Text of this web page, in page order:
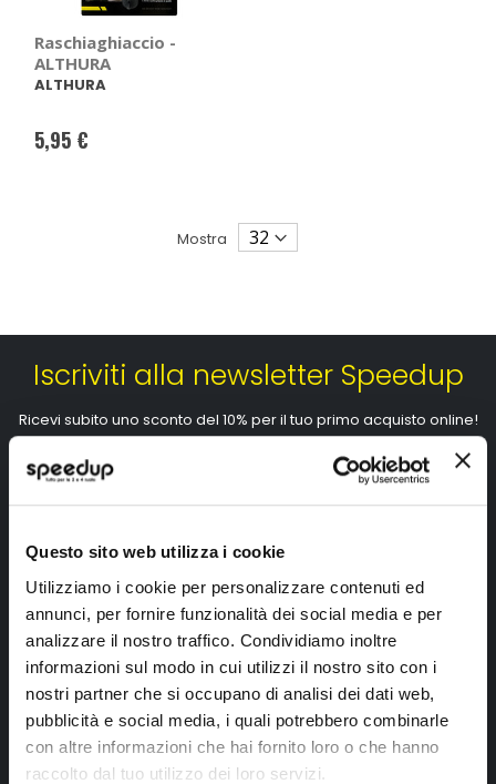
Questo sito web utilizza i cookie
Utilizziamo i cookie per personalizzare contenuti ed
annunci, per fornire funzionalità dei social media e per
analizzare il nostro traffico. Condividiamo inoltre
informazioni sul modo in cui utilizzi il nostro sito con i
nostri partner che si occupano di analisi dei dati web,
pubblicità e social media, i quali potrebbero combinarle
con altre informazioni che hai fornito loro o che hanno
raccolto dal tuo utilizzo dei loro servizi.
Raschiaghiaccio -
ALTHURA
ALTHURA
5,95 €
Mostra
Iscriviti alla newsletter Speedup
Ricevi subito uno sconto del 10% per il tuo primo acquisto online!
Ho letto e accettato il documentoprivacy policy
Iscrivimi
Segui SPEEDUP.IT